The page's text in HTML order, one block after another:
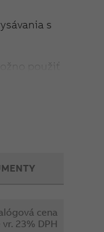
s
použiť
trubicu.
cena
23% DPH